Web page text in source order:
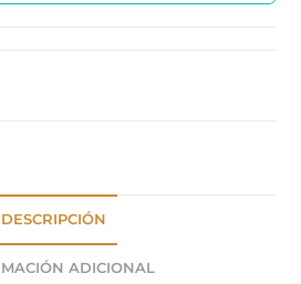
DESCRIPCIÓN
ADICIONAL